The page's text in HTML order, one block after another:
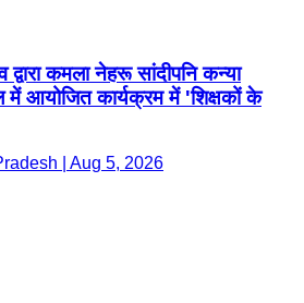
कमला नेहरू सांदीपनि कन्या
में आयोजित कार्यक्रम में 'शिक्षकों के
| Aug 5, 2026